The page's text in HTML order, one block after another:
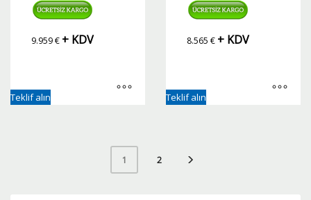
9.959€ + KDV
Teklif alın
8.565 € + KDV
Teklif alın
1 2